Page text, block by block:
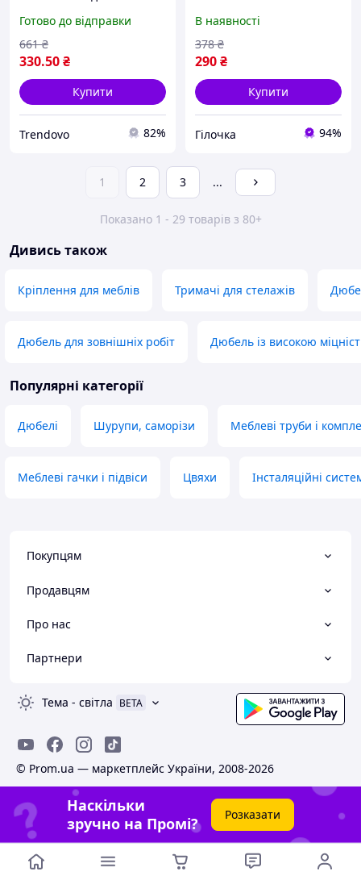
стелях 10 х 115 мм 50
штук в упаковці
Готово до відправки
330.50₴
661 ₴
Купити
Trendovo 82%
бетону та будівельних
робіт кріпленн N6W_VER
В наявності
290₴
378 ₴
Купити
Гілочка 94%
1 2 3 ...
Показано 1 - 29 товарів з 80+
Дивись також
Кріплення для меблів Тримачі для стелажів
Дюбель для зовнішніх робіт Дюбель із високою
Популярні категорії
Дюбелі Шурупи, саморізи Меблеві труби і
Меблеві гачки і підвіси Цвяхи Інсталяційні
Покупцям
Продавцям
Про нас
Партнери
Тема - світла BETA
© Prom.ua — маркетплейс України, 2008-2026
Наскільки
зручно на Промі?
Розказати